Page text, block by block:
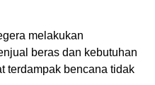
melakukan
beras dan kebutuhan
terdampak bencana tidak